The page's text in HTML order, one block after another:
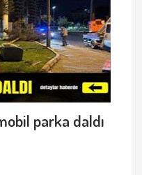
parka daldı